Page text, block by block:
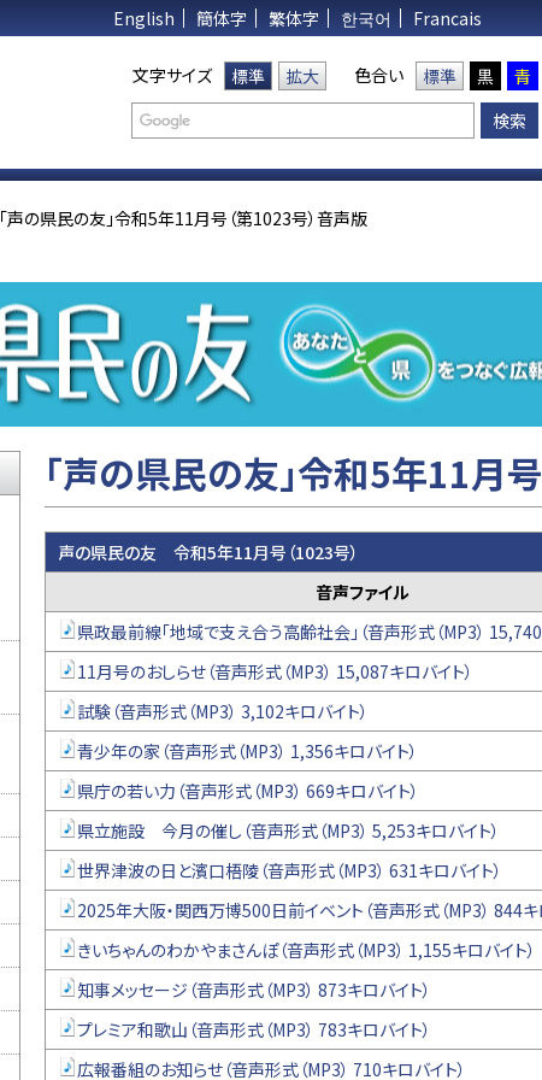
English 簡体字 繁体字 한국어 Francais
文字サイズ 標準 拡大 色合い 標準 黒 青
「声の県民の友」令和5年11月号（第1023号）音声版
「声の県民の友」令和5年11月
声の県民の友 令和5年11月号（1023号）
音声ファイル
県政最前線「地域で支え合う高齢社会」（音声形式（MP3） 15,740
11月号のおしらせ（音声形式（MP3） 15,087キロバイト）
試験（音声形式（MP3） 3,102キロバイト）
青少年の家（音声形式（MP3） 1,356キロバイト）
県庁の若い力（音声形式（MP3） 669キロバイト）
県立施設 今月の催し（音声形式（MP3） 5,253キロバイト）
世界津波の日と濱口梧陵（音声形式（MP3） 631キロバイト）
2025年大阪・関西万博500日前イベント（音声形式（MP3） 844キ
きいちゃんのわかやまさんぽ（音声形式（MP3） 1,155キロバイト）
知事メッセージ（音声形式（MP3） 873キロバイト）
プレミア和歌山（音声形式（MP3） 783キロバイト）
広報番組のお知らせ（音声形式（MP3） 710キロバイト）